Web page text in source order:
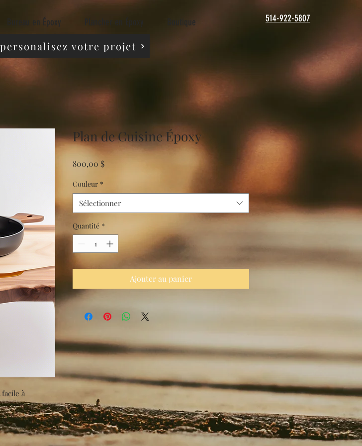
514-922-5807
Bureau en Époxy Boutique
votre projet
à
Plan de Cuisine Époxy
800,00 $Prix
Couleur *
Sélectionner
Quantité *
Ajouter au panier